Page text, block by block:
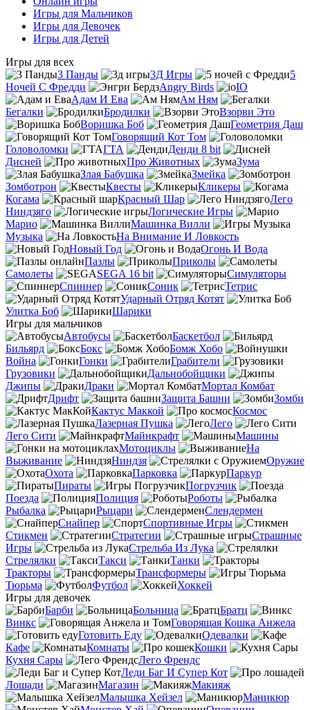
Игры для Мальчиков
Игры для Девочек
Игры для Детей
Игры для всех
3 Панды
3Д Игры
5
Ночей С Фредди
Angry Birds
IO
Адам И Ева
Ам Ням
Бегалки
Бродилки
Взорви Это
Воришка Боб
Геометрия Даш
Говорящий Кот Том
Головоломки
ГТА
Денди 8 bit
Дисней
Про Животных
Зума
Злая Бабушка
Змейка
Зомботрон
Квесты
Кликеры
Когама
Красный Шар
Лего
Ниндзяго
Логические Игры
Марио
Машинка Вилли
Музыка
На Внимание И Ловкость
Новый Год
Огонь И Вода
Пазлы
Приколы
Самолеты
SEGA 16 bit
Симуляторы
Спиннер
Соник
Тетрис
Ударный Отряд Котят
Улитка Боб
Шарики
Игры для мальчиков
Автобусы
Баскетбол
Бильярд
Бокс
Бомж Хобо
Война
Гонки
Грабители
Грузовики
Дальнобойщики
Джипы
Драки
Мортал Комбат
Дрифт
Защита Башни
Зомби
Кактус Маккой
Космос
Лазерная Пушка
Лего
Лего Сити
Майнкрафт
Машины
Мотоциклы
На
Выживание
Ниндзя
Оружие
Охота
Парковка
Паркур
Пираты
Погрузчик
Поезда
Полиция
Роботы
Рыбалка
Рыцари
Слендермен
Снайпер
Спортивные Игры
Стикмен
Стратегии
Страшные
Игры
Стрельба Из Лука
Стрелялки
Такси
Танки
Тракторы
Трансформеры
Тюрьма
Футбол
Хоккей
Игры для девочек
Барби
Больница
Братц
Винкс
Говорящая Кошка Анжела
Готовить Еду
Одевалки
Кафе
Комнаты
Кошки
Кухня Сары
Лего Френдс
Леди Баг И Супер Кот
Лошади
Магазин
Макияж
Малышка Хейзел
Маникюр